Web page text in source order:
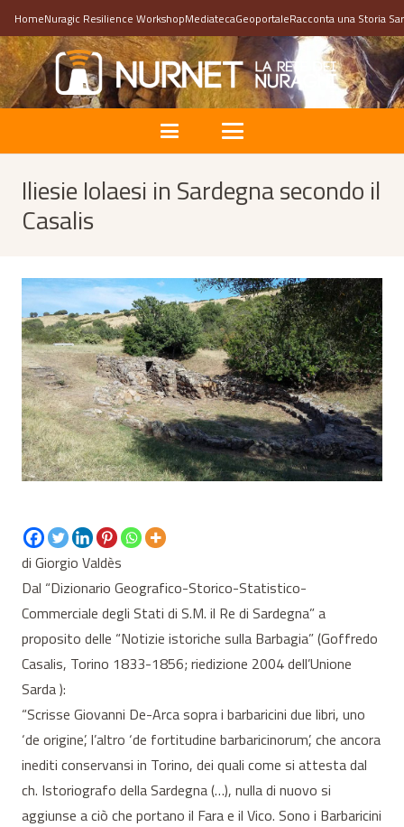
HomeNuragic Resilience WorkshopMediatecaGeoportaleRacconta una Storia
Iliesie Iolaesi in Sardegna secondo il
Casalis
di Giorgio Valdès
Dal “Dizionario Geografico-Storico-Statistico-
Commerciale degli Stati di S.M. il Re di Sardegna” a
proposito delle “Notizie istoriche sulla Barbagia” (Goffredo
Casalis, Torino 1833-1856; riedizione 2004 dell’Unione
Sarda ):
“Scrisse Giovanni De-Arca sopra i barbaricini due libri, uno
‘de origine’, l’altro ‘de fortitudine barbaricinorum’, che ancora
inediti conservansi in Torino, dei quali come si attesta dal
ch. Istoriografo della Sardegna (…), nulla di nuovo si
aggiunse a ciò che portano il Fara e il Vico. Sono i Barbaricini